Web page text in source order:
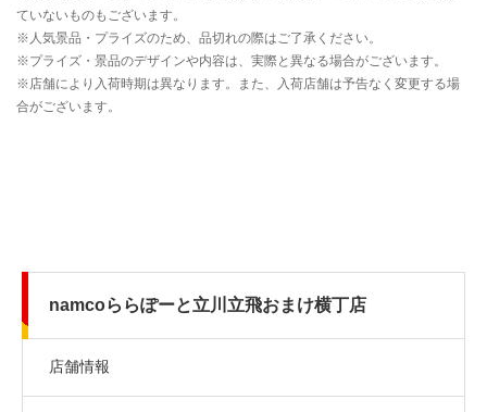
namcoららぽーと立川立飛おまけ横丁店
店舗情報